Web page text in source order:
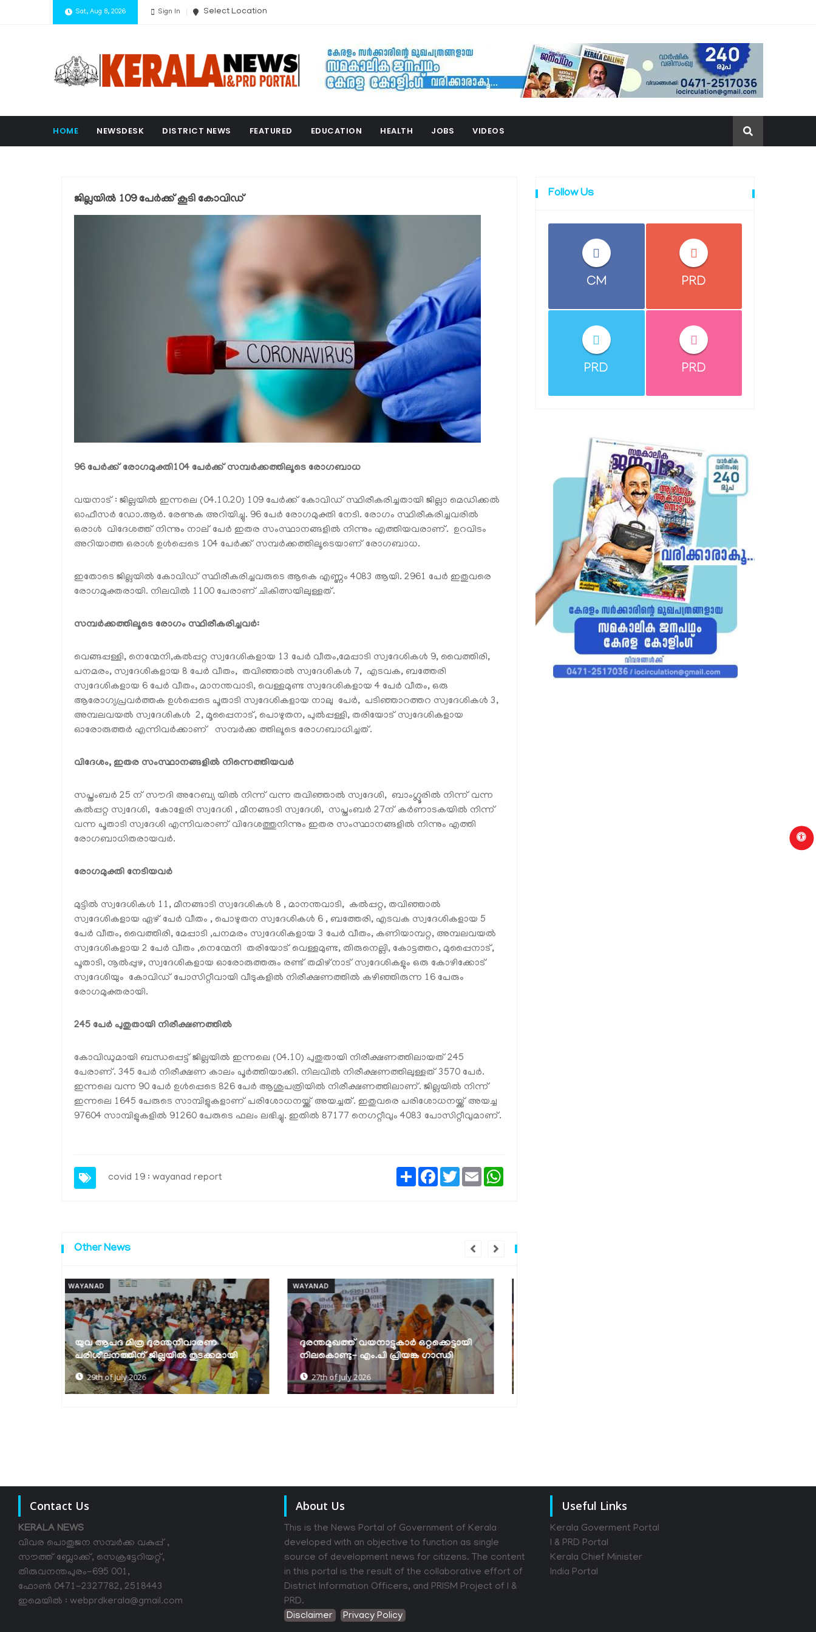
Sat, Aug 8, 2026 Sign In Select Location
HOME NEWSDESK DISTRICT NEWS FEATURED EDUCATION HEALTH JOBS VIDEOS
ജില്ലയില്‍ 109 പേര്‍ക്ക് കൂടി കോവിഡ്
96 പേര്‍ക്ക് രോഗമുക്തി104 പേര്‍ക്ക് സമ്പര്‍ക്കത്തിലൂടെ രോഗബാധ
വയനാട് : ജില്ലയില്‍ ഇന്നലെ (04.10.20) 109 പേര്‍ക്ക് കോവിഡ് സ്ഥിരീകരിച്ചതായി ജില്ലാ മെഡിക്കല്‍
ഓഫീസര്‍ ഡോ.ആര്‍. രേണുക അറിയിച്ചു. 96 പേര്‍ രോഗമുക്തി നേടി. രോഗം സ്ഥിരീകരിച്ചവരില്‍
ഒരാള്‍ വിദേശത്ത് നിന്നും നാല് പേര്‍ ഇതര സംസ്ഥാനങ്ങളില്‍ നിന്നും എത്തിയവരാണ്. ഉറവിടം
അറിയാത്ത ഒരാള്‍ ഉള്‍പ്പെടെ 104 പേര്‍ക്ക് സമ്പര്‍ക്കത്തിലൂടെയാണ് രോഗബാധ.
ഇതോടെ ജില്ലയില്‍ കോവിഡ് സ്ഥിരീകരിച്ചവരുടെ ആകെ എണ്ണം 4083 ആയി. 2961 പേര്‍ ഇതുവരെ
രോഗമുക്തരായി. നിലവില്‍ 1100 പേരാണ് ചികിത്സയിലുള്ളത്.
സമ്പര്‍ക്കത്തിലൂടെ രോഗം സ്ഥിരീകരിച്ചവര്‍:
വെങ്ങപ്പള്ളി, നെന്മേനി,കല്‍പ്പറ്റ സ്വദേശികളായ 13 പേര്‍ വീതം,മേപ്പാടി സ്വദേശികള്‍ 9, വൈത്തിരി,
പനമരം, സ്വദേശികളായ 8 പേര്‍ വീതം, തവിഞ്ഞാല്‍ സ്വദേശികള്‍ 7, എടവക, ബത്തേരി
സ്വദേശികളായ 6 പേര്‍ വീതം, മാനന്തവാടി, വെള്ളമുണ്ട സ്വദേശികളായ 4 പേര്‍ വീതം, ഒരു
ആരോഗ്യപ്രവര്‍ത്തക ഉള്‍പ്പെടെ പൂതാടി സ്വദേശികളായ നാലു പേര്‍, പടിഞ്ഞാറത്തറ സ്വദേശികള്‍ 3,
അമ്പലവയല്‍ സ്വദേശികള്‍ 2, മൂപ്പൈനാട്, പൊഴുതന, പുല്‍പ്പള്ളി, തരിയോട് സ്വദേശികളായ
ഓരോരുത്തര്‍ എന്നിവര്‍ക്കാണ് സമ്പര്‍ക്ക ത്തിലൂടെ രോഗബാധിച്ചത്.
വിദേശം, ഇതര സംസ്ഥാനങ്ങളില്‍ നിന്നെത്തിയവര്‍
സപ്തംബര്‍ 25 ന് സൗദി അറേബ്യ യില്‍ നിന്ന് വന്ന തവിഞ്ഞാല്‍ സ്വദേശി, ബാംഗ്ലൂരില്‍ നിന്ന് വന്ന
കല്‍പ്പറ്റ സ്വദേശി, കോളേരി സ്വദേശി , മീനങ്ങാടി സ്വദേശി, സപ്തംബര്‍ 27ന് കര്‍ണാടകയില്‍ നിന്ന്
വന്ന പൂതാടി സ്വദേശി എന്നിവരാണ് വിദേശത്തുനിന്നും ഇതര സംസ്ഥാനങ്ങളില്‍ നിന്നും എത്തി
രോഗബാധിതരായവര്‍.
രോഗമുക്തി നേടിയവര്‍
മുട്ടില്‍ സ്വദേശികള്‍ 11, മീനങ്ങാടി സ്വദേശികള്‍ 8 , മാനന്തവാടി, കല്‍പ്പറ്റ, തവിഞ്ഞാല്‍
സ്വദേശികളായ ഏഴ് പേര്‍ വീതം , പൊഴുതന സ്വദേശികള്‍ 6 , ബത്തേരി, എടവക സ്വദേശികളായ 5
പേര്‍ വീതം, വൈത്തിരി, മേപ്പാടി ,പനമരം സ്വദേശികളായ 3 പേര്‍ വീതം, കണിയാമ്പറ്റ, അമ്പലവയല്‍
സ്വദേശികളായ 2 പേര്‍ വീതം ,നെന്മേനി തരിയോട് വെള്ളമുണ്ട, തിരുനെല്ലി, കോട്ടത്തറ, മുപ്പൈനാട്,
പൂതാടി, നൂല്‍പ്പുഴ, സ്വദേശികളായ ഓരോരുത്തരും രണ്ട് തമിഴ്‌നാട് സ്വദേശികളും ഒരു കോഴിക്കോട്
സ്വദേശിയും കോവിഡ് പോസിറ്റീവായി വീടുകളില്‍ നിരീക്ഷണത്തില്‍ കഴിഞ്ഞിരുന്ന 16 പേരും
രോഗമുക്തരായി.
245 പേര്‍ പുതുതായി നിരീക്ഷണത്തില്‍
കോവിഡുമായി ബന്ധപ്പെട്ട് ജില്ലയില്‍ ഇന്നലെ (04.10) പുതുതായി നിരീക്ഷണത്തിലായത് 245
പേരാണ്. 345 പേര്‍ നിരീക്ഷണ കാലം പൂര്‍ത്തിയാക്കി. നിലവില്‍ നിരീക്ഷണത്തിലുള്ളത് 3570 പേര്‍.
ഇന്നലെ വന്ന 90 പേര്‍ ഉള്‍പ്പെടെ 826 പേര്‍ ആശുപത്രിയില്‍ നിരീക്ഷണത്തിലാണ്. ജില്ലയില്‍ നിന്ന്
ഇന്നലെ 1645 പേരുടെ സാമ്പിളുകളാണ് പരിശോധനയ്ക്ക് അയച്ചത്. ഇതുവരെ പരിശോധനയ്ക്ക് അയച്ച
97604 സാമ്പിളുകളില്‍ 91260 പേരുടെ ഫലം ലഭിച്ചു. ഇതില്‍ 87177 നെഗറ്റീവും 4083 പോസിറ്റീവുമാണ്.
covid 19 : wayanad report
ShareFacebook
TwitterEmail
Other News
WAYANAD
ദുരന്തമുഖത്ത് വയനാട്ടുകാര്‍ ഒറ്റക്കെട്ടായി
നിലകൊണ്ടു- എം.പി പ്രിയങ്ക ഗാന്ധി
27th of July 2026
WAYANAD
കനിപ്പന്തൽ പദ്ധതിക്ക്
സംസ്ഥാനതലത്തിൽ തുടക്കമായി
18th of July 2026
Follow Us
CM PRD
PRD PRD
Contact Us
KERALA NEWS
വിവര പൊതുജന സമ്പര്‍ക്ക വകുപ്പ് ,
സൗത്ത് ബ്ലോക്ക്, സെക്രട്ടേറിയറ്റ്,
തിരുവനന്തപുരം-695 001,
ഫോൺ 0471-2327782, 2518443
ഇമെയിൽ : webprdkerala@gmail.com
About Us
This is the News Portal of Government of Kerala
developed with an objective to function as single
source of development news for citizens. The content
in this portal is the result of the collaborative effort of
District Information Officers, and PRISM Project of I &
PRD.
Disclaimer
Privacy Policy
Useful Links
Kerala Goverment Portal
I & PRD Portal
Kerala Chief Minister
India Portal